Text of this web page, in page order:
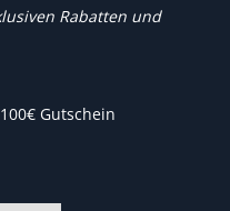
Rabatten und
Gutschein